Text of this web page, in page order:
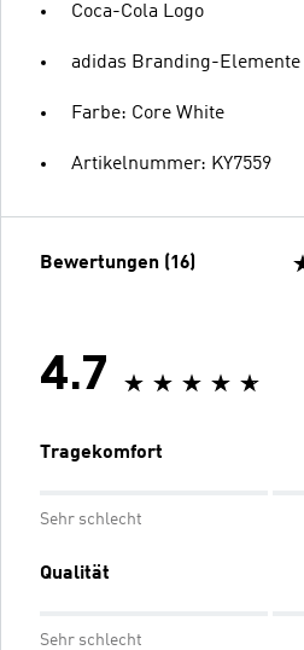
Coca-Cola Logo
adidas Branding-Elemente
Farbe: Core White
Artikelnummer: KY7559
Bewertungen (16)
4.7
Tragekomfort
Sehr schlecht
Qualität
Sehr schlecht